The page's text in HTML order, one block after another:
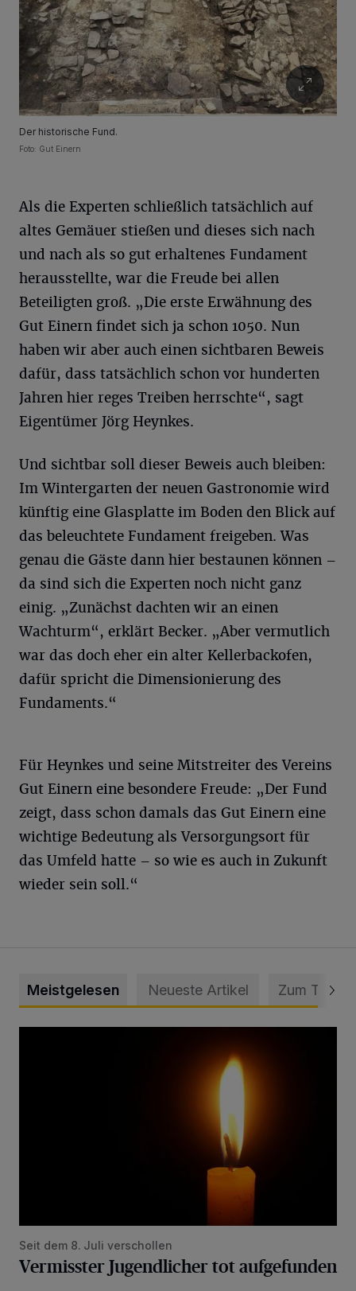
Der historische Fund.
Foto: Gut Einern
Als die Experten schließlich tatsächlich auf
altes Gemäuer stießen und dieses sich nach
und nach als so gut erhaltenes Fundament
herausstellte, war die Freude bei allen
Beteiligten groß. „Die erste Erwähnung des
Gut Einern findet sich ja schon 1050. Nun
haben wir aber auch einen sichtbaren Beweis
dafür, dass tatsächlich schon vor hunderten
Jahren hier reges Treiben herrschte“, sagt
Eigentümer Jörg Heynkes.
Und sichtbar soll dieser Beweis auch bleiben:
Im Wintergarten der neuen Gastronomie wird
künftig eine Glasplatte im Boden den Blick auf
das beleuchtete Fundament freigeben. Was
genau die Gäste dann hier bestaunen können –
da sind sich die Experten noch nicht ganz
einig. „Zunächst dachten wir an einen
Wachturm“, erklärt Becker. „Aber vermutlich
war das doch eher ein alter Kellerbackofen,
dafür spricht die Dimensionierung des
Fundaments.“
Für Heynkes und seine Mitstreiter des Vereins
Gut Einern eine besondere Freude: „Der Fund
zeigt, dass schon damals das Gut Einern eine
wichtige Bedeutung als Versorgungsort für
das Umfeld hatte – so wie es auch in Zukunft
wieder sein soll.“
Meistgelesen Neueste Artikel Zum Thema
Seit dem 8. Juli verschollen
Vermisster Jugendlicher tot aufgefunden